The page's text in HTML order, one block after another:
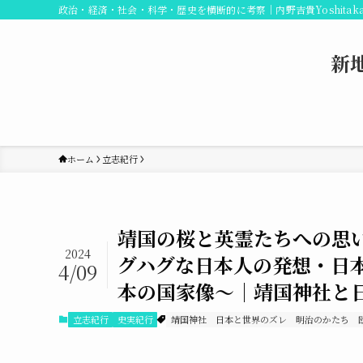
政治・経済・社会・科学・歴史を横断的に考察｜内野吉貴
新
ホーム 立志紀行
靖国の桜と英霊たちへの思
グハグな日本人の発想・日
本の国家像〜｜靖国神社と
2024
4/09
立志紀行 史実紀行 靖国神社 日本と世界のズレ 明治のかたち